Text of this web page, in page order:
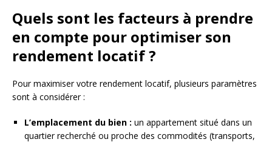
Quels sont les facteurs à prendre
en compte pour optimiser son
rendement locatif ?
Pour maximiser votre rendement locatif, plusieurs paramètres
sont à considérer :
L’emplacement du bien : un appartement situé dans un
quartier recherché ou proche des commodités (transports,